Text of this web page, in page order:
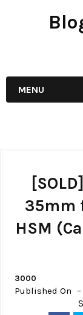
MENU
35mm
HSM
3000
Published On